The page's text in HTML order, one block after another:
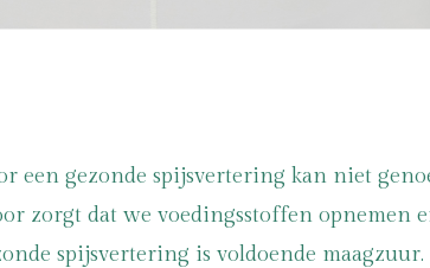
een gezonde spijsvertering kan niet
zorgt dat we voedingsstoffen opnemen
spijsvertering is voldoende